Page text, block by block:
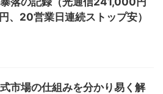
、20営業日連続ストップ安）
市場の仕組みを分かり易く解